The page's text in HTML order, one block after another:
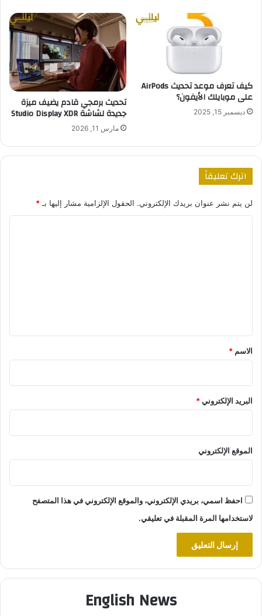
كيف تعرف موعد تحديث AirPods
على موبايلك الأيفون؟
ديسمبر 15, 2025
تحديث برمجي قادم يضيف ميزة
جديدة لشاشة Studio Display XDR
مارس 11, 2026
اترك تعليقاً
لن يتم نشر عنوان بريدك الإلكتروني. الحقول الإلزامية مشار إليها بـ *
*
الاسم *
البريد الإلكتروني*
الموقع الإلكتروني
احفظ اسمي، بريدي الإلكتروني، والموقع الإلكتروني في هذا المتصفح
لاستخدامها المرة المقبلة في تعليقي.
English News